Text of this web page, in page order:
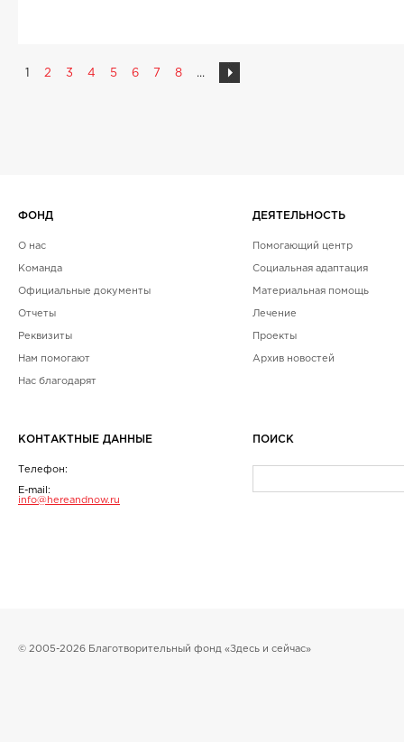
2 3 4 5 6 7 8 ...
ФОНД
О нас
Команда
Официальные документы
Отчеты
Реквизиты
Нам помогают
Нас благодарят
ДЕЯТЕЛЬНОСТЬ
Помогающий центр
Социальная адаптация
Материальная помощь
Лечение
Проекты
Архив новостей
КОНТАКТНЫЕ ДАННЫЕ
Телефон:
E-mail:
info@hereandnow.ru
ПОИСК
© 2005-2026 Благотворительный фонд «Здесь и сейчас»